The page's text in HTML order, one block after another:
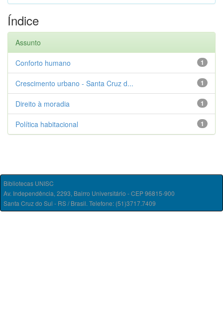
Índice
Assunto
1
Conforto humano
1
Crescimento urbano - Santa Cruz d...
1
Direito à moradia
1
Política habitacional
Bibliotecas UNISC
Av. Independência, 2293, Bairro Universitário - CEP 96815-900
Santa Cruz do Sul - RS / Brasil. Telefone: (51)3717.7409